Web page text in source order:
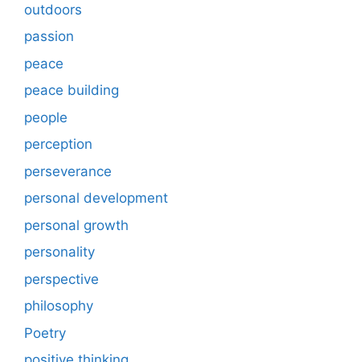
outdoors
passion
peace
peace building
people
perception
perseverance
personal development
personal growth
personality
perspective
philosophy
Poetry